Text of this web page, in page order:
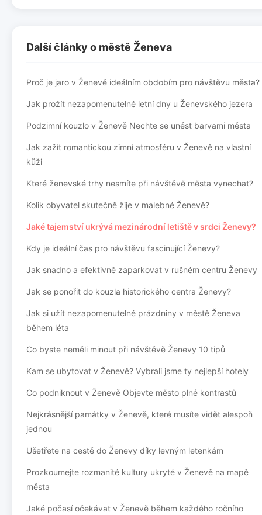
Další články o městě Ženeva
Proč je jaro v Ženevě ideálním obdobím pro návštěvu města?
Jak prožít nezapomenutelné letní dny u Ženevského jezera
Podzimní kouzlo v Ženevě Nechte se unést barvami města
Jak zažít romantickou zimní atmosféru v Ženevě na vlastní
kůži
Které ženevské trhy nesmíte při návštěvě města vynechat?
Kolik obyvatel skutečně žije v malebné Ženevě?
Jaké tajemství ukrývá mezinárodní letiště v srdci Ženevy?
Kdy je ideální čas pro návštěvu fascinující Ženevy?
Jak snadno a efektivně zaparkovat v rušném centru Ženevy
Jak se ponořit do kouzla historického centra Ženevy?
Jak si užít nezapomenutelné prázdniny v městě Ženeva
během léta
Co byste neměli minout při návštěvě Ženevy 10 tipů
Kam se ubytovat v Ženevě? Vybrali jsme ty nejlepší hotely
Co podniknout v Ženevě Objevte město plné kontrastů
Nejkrásnější památky v Ženevě, které musíte vidět alespoň
jednou
Ušetřete na cestě do Ženevy díky levným letenkám
Prozkoumejte rozmanité kultury ukryté v Ženevě na mapě
města
Jaké počasí očekávat v Ženevě během každého ročního